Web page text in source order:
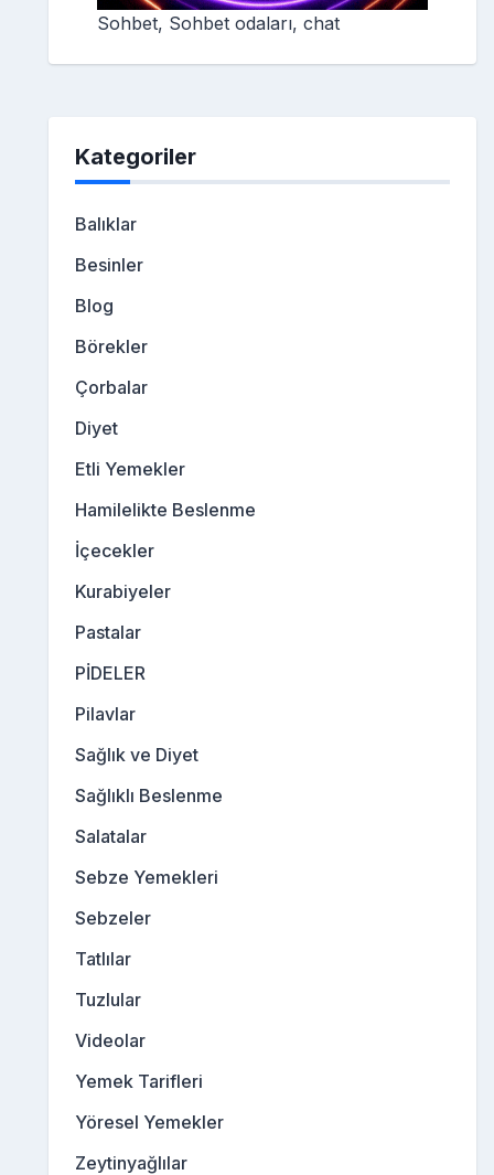
Sohbet, Sohbet odaları, chat
Kategoriler
Balıklar
Besinler
Blog
Börekler
Çorbalar
Diyet
Etli Yemekler
Hamilelikte Beslenme
İçecekler
Kurabiyeler
Pastalar
PİDELER
Pilavlar
Sağlık ve Diyet
Sağlıklı Beslenme
Salatalar
Sebze Yemekleri
Sebzeler
Tatlılar
Tuzlular
Videolar
Yemek Tarifleri
Yöresel Yemekler
Zeytinyağlılar